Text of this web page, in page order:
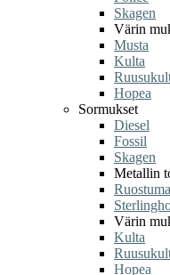
Skagen
Värin
Musta
Kulta
Hopea
Sormukset
Diesel
Fossil
Skagen
Metallin
Värin
Kulta
Hopea